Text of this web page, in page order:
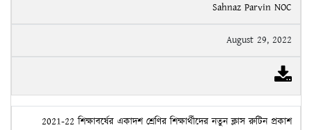
Sahnaz Parvin NOC
August 29, 2022
2021-22 শিক্ষাবর্ষের একাদশ শ্রেণির শিক্ষার্থীদের নতুন ক্লাস রুটিন প্রকাশ